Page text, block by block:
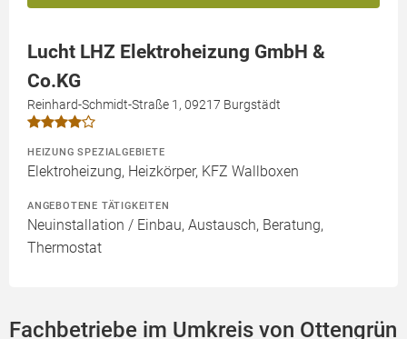
Lucht LHZ Elektroheizung GmbH &
Co.KG
Reinhard-Schmidt-Straße 1, 09217 Burgstädt
HEIZUNG SPEZIALGEBIETE
Elektroheizung, Heizkörper, KFZ Wallboxen
ANGEBOTENE TÄTIGKEITEN
Neuinstallation / Einbau, Austausch, Beratung,
Thermostat
Fachbetriebe im Umkreis von Ottengrün